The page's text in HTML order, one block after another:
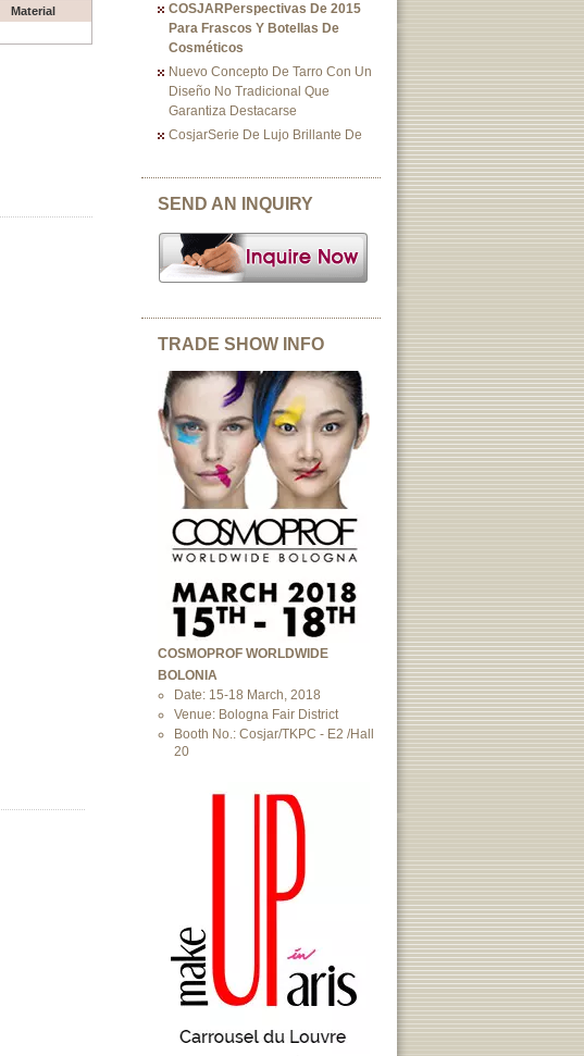
Material
COSJARPerspectivas De 2015
Para Frascos Y Botellas De
Cosméticos
Nuevo Concepto De Tarro Con Un
Diseño No Tradicional Que
Garantiza Destacarse
CosjarSerie De Lujo Brillante De
SEND AN INQUIRY
TRADE SHOW INFO
COSMOPROF WORLDWIDE
BOLONIA
Date: 15-18 March, 2018
Venue: Bologna Fair District
Booth No.: Cosjar/TKPC - E2 /Hall
20